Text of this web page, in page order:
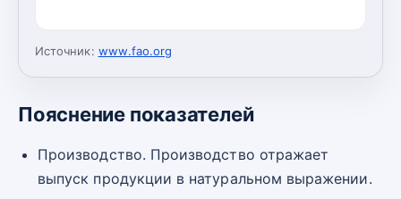
Источник: www.fao.org
Пояснение показателей
Производство. Производство отражает
выпуск продукции в натуральном выражении.